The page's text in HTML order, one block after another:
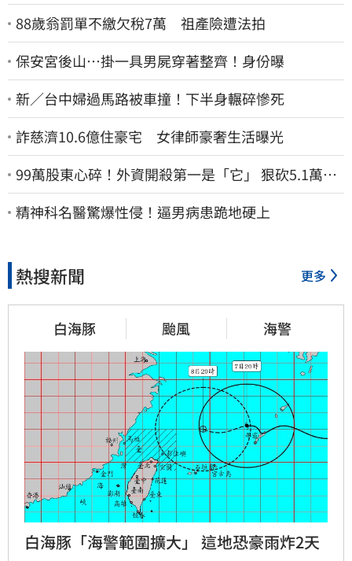
88歲翁罰單不繳欠稅7萬 祖產險遭法拍
保安宮後山…掛一具男屍穿著整齊！身份曝
新／台中婦過馬路被車撞！下半身輾碎慘死
詐慈濟10.6億住豪宅 女律師豪奢生活曝光
99萬股東心碎！外資開殺第一是「它」 狠砍5.1萬張
股價重挫近5%
精神科名醫驚爆性侵！逼男病患跪地硬上
熱搜新聞 更多
白海豚 颱風 海警
白海豚「海警範圍擴大」 這地恐豪雨炸2天